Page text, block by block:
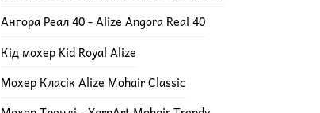
Ангора Реал 40 - Alize Angora Real 40
Кід мохер Kid Royal Alize
Мохер Класік Alize Mohair Classic